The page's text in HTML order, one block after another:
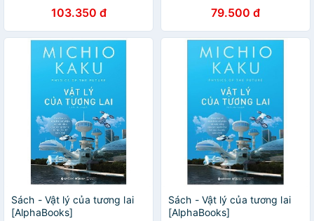
103.350 đ 79.500 đ
Sách - Vật lý của tương lai
[AlphaBooks]
Sách - Vật lý của tương lai
[AlphaBooks]